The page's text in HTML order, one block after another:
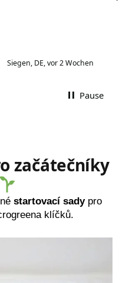
Siegen, DE, vor 2 Wochen
Pause
začátečníky
startovací sadypro
klíčků.